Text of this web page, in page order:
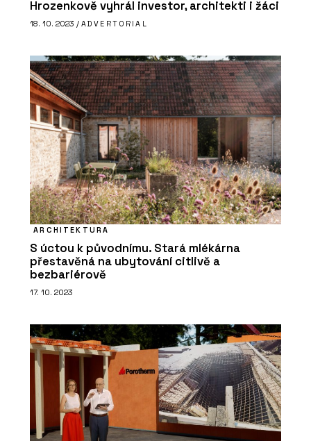
Hrozenkově vyhrál investor, architekti i žáci
18. 10. 2023 / ADVERTORIAL
ARCHITEKTURA
S úctou k původnímu. Stará mlékárna
přestavěná na ubytování citlivě a
bezbariérově
17. 10. 2023